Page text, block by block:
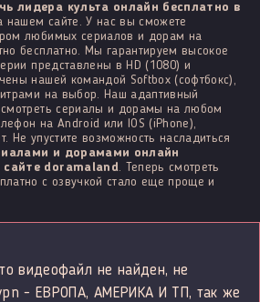
лидера культа онлайн бесплатно в
нашем сайте. У нас вы сможете
любимых сериалов и дорам на
бесплатно. Мы гарантируем высокое
представлены в HD (1080) и
нашей командой Softbox (софтбокс),
на выбор. Наш адаптивный
сериалы и дорамы на любом
на Android или IOS (iPhone),
Не упустите возможность насладиться
и дорамами онлайн
doramaland . Теперь смотреть
с озвучкой стало еще проще и
видеофайл не найден, не
- ЕВРОПА, АМЕРИКА И ТП, так же